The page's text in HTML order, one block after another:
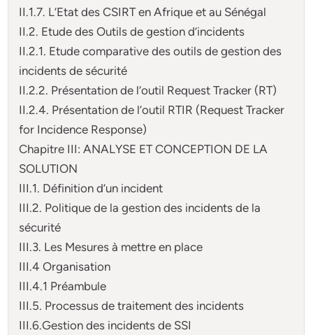
II.1.7. L’Etat des CSIRT en Afrique et au Sénégal
II.2. Etude des Outils de gestion d’incidents
II.2.1. Etude comparative des outils de gestion des
incidents de sécurité
II.2.2. Présentation de l’outil Request Tracker (RT)
II.2.4. Présentation de l’outil RTIR (Request Tracker
for Incidence Response)
Chapitre III: ANALYSE ET CONCEPTION DE LA
SOLUTION
III.1. Définition d’un incident
III.2. Politique de la gestion des incidents de la
sécurité
III.3. Les Mesures à mettre en place
III.4 Organisation
III.4.1 Préambule
III.5. Processus de traitement des incidents
III.6.Gestion des incidents de SSI